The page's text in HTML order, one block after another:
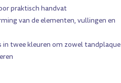
praktisch handvat
van de elementen, vullingen en
twee kleuren om zowel tandplaque